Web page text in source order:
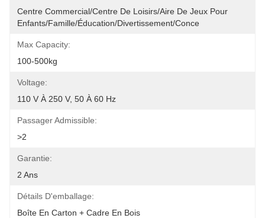
Centre Commercial/centre De Loisirs/aire De Jeux Pour
Enfants/famille/éducation/divertissement/conce
Max Capacity:
100-500kg
Voltage:
110 V À 250 V, 50 À 60 Hz
Passager Admissible:
>2
Garantie:
2 Ans
Détails D'emballage:
Boîte En Carton + Cadre En Bois